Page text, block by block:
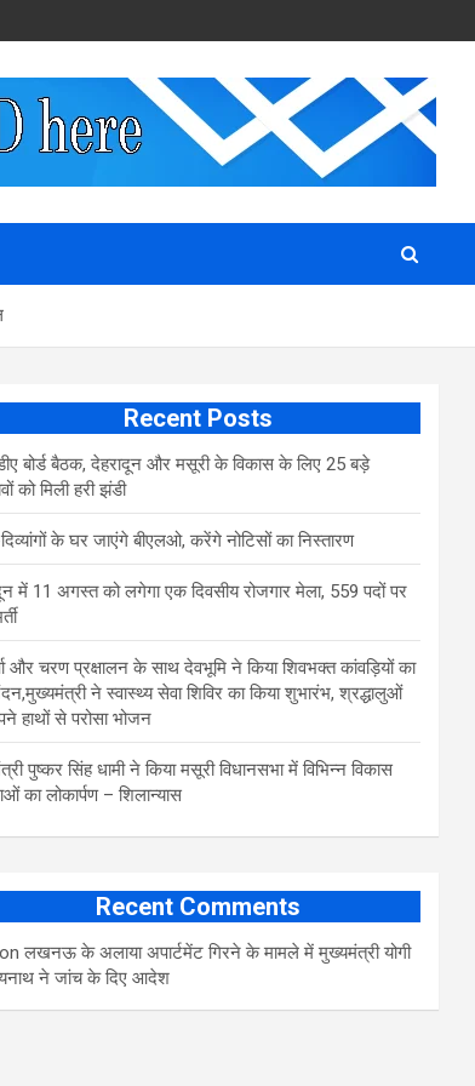
Recent Posts
बोर्ड बैठक, देहरादून और मसूरी के विकास के लिए 25 बड़े
को मिली हरी झंडी
के घर जाएंगे बीएलओ, करेंगे नोटिसों का निस्तारण
में 11 अगस्त को लगेगा एक दिवसीय रोजगार मेला, 559 पदों पर
और चरण प्रक्षालन के साथ देवभूमि ने किया शिवभक्त कांवड़ियों का
ने स्वास्थ्य सेवा शिविर का किया शुभारंभ, श्रद्धालुओं
हाथों से परोसा भोजन
पुष्कर सिंह धामी ने किया मसूरी विधानसभा में विभिन्न विकास
का लोकार्पण – शिलान्यास
Recent Comments
onलखनऊ के अलाया अपार्टमेंट गिरने के मामले में मुख्‍यमंत्री योगी
ने जांच के द‍िए आदेश